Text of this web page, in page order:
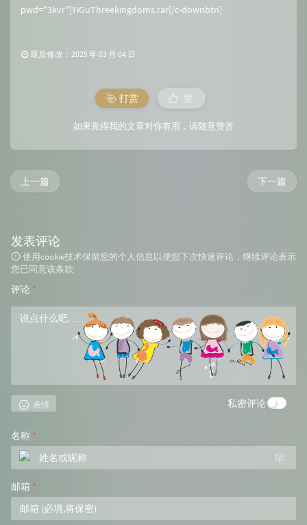
pwd="3kvr"]YiGuThreekingdoms.rar[/c-downbtn]
最后修改：2025 年 03 月 04 日
打赏 赞
如果觉得我的文章对你有用，请随意赞赏
下一篇
上一篇
发表评论
使用cookie技术保留您的个人信息以便您下次快速评论，继续评论表示
您已同意该条款
评论 *
表情 私密评论
名称 *
🎲
邮箱 *